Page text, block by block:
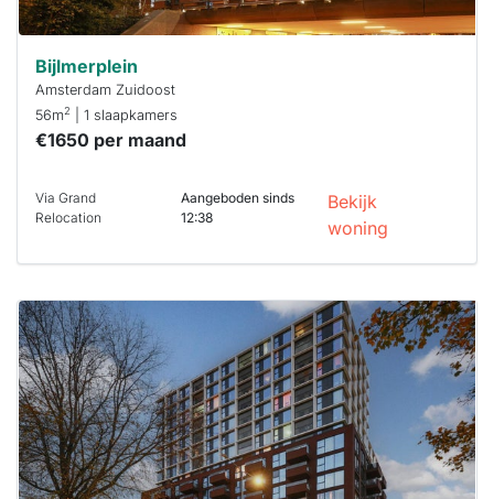
Bijlmerplein
Amsterdam Zuidoost
56m2 | 1 slaapkamers
€1650 per maand
Via Grand
Relocation
Aangeboden sinds
12:38
Bekijk
woning
Deze woning
is
waarschijnlijk
al verhuurd
Om kans te
maken moet je
binnen 15
minuten
reageren.
Stekkies helpt
je hierbij!